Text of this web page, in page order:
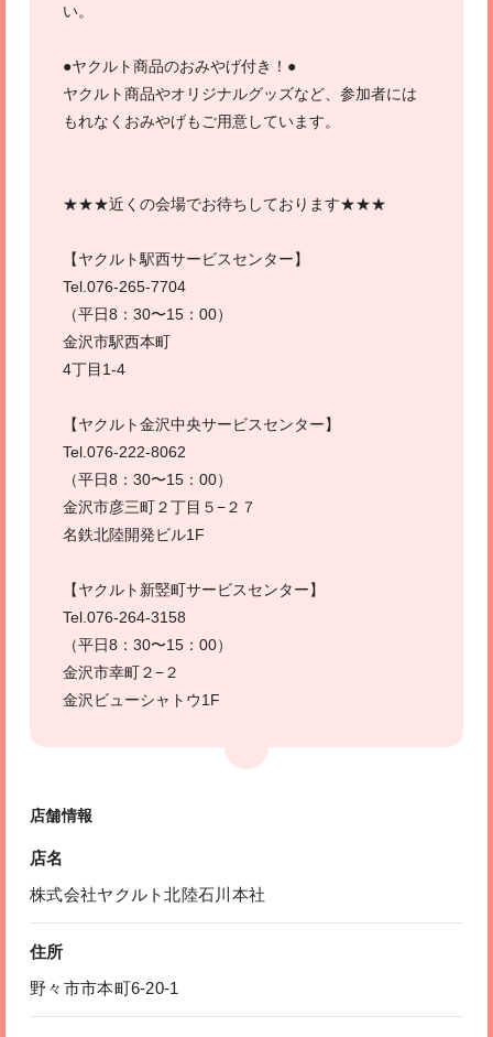
い。
●ヤクルト商品のおみやげ付き！●
ヤクルト商品やオリジナルグッズなど、参加者には
もれなくおみやげもご用意しています。
★★★近くの会場でお待ちしております★★★
【ヤクルト駅西サービスセンター】
Tel.076-265-7704
（平日8：30〜15：00）
金沢市駅西本町
4丁目1-4
【ヤクルト金沢中央サービスセンター】
Tel.076-222-8062
（平日8：30〜15：00）
金沢市彦三町２丁目５−２７
名鉄北陸開発ビル1F
【ヤクルト新竪町サービスセンター】
Tel.076-264-3158
（平日8：30〜15：00）
金沢市幸町２−２
金沢ビューシャトウ1F
店舗情報
店名
株式会社ヤクルト北陸石川本社
住所
野々市市本町6-20-1